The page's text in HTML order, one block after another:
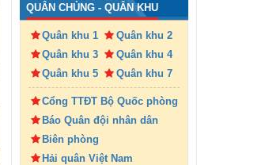
QUÂN CHỦNG - QUÂN KHU
Quân khu 1
Quân khu 2
Quân khu 3
Quân khu 4
Quân khu 5
Quân khu 7
Cổng TTĐT Bộ Quốc phòng
Báo Quân đội nhân dân
Biên phòng
Hải quân Việt Nam